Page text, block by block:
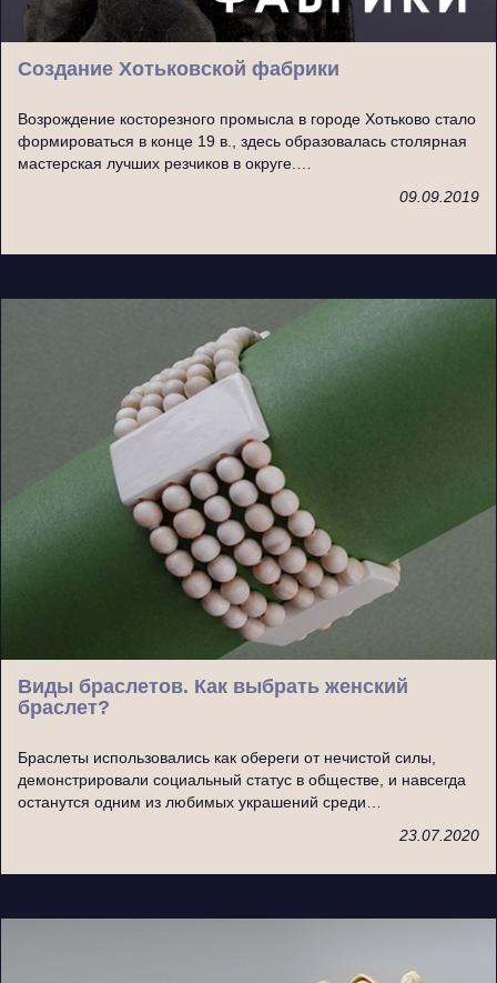
Создание Хотьковской фабрики
Возрождение косторезного промысла в городе Хотьково стало
формироваться в конце 19 в., здесь образовалась столярная
мастерская лучших резчиков в округе.…
09.09.2019
Виды браслетов. Как выбрать женский
браслет?
Браслеты использовались как обереги от нечистой силы,
демонстрировали социальный статус в обществе, и навсегда
останутся одним из любимых украшений среди…
23.07.2020